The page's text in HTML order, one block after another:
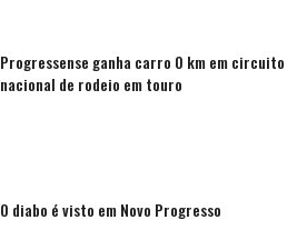
Progressense ganha carro 0 km em circuito
nacional de rodeio em touro
O diabo é visto em Novo Progresso